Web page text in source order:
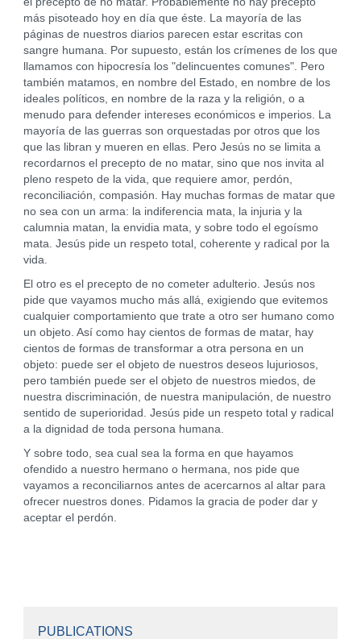
más pisoteado hoy en día que éste. La mayoría de las
páginas de nuestros diarios parecen estar escritas con
sangre humana. Por supuesto, están los crímenes de los que
llamamos con hipocresía los "delincuentes comunes". Pero
también matamos, en nombre del Estado, en nombre de los
ideales políticos, en nombre de la raza y la religión, o a
menudo para defender intereses económicos e imperios. La
mayoría de las guerras son orquestadas por otros que los
que las libran y mueren en ellas. Pero Jesús no se limita a
recordarnos el precepto de no matar, sino que nos invita al
pleno respeto de la vida, que requiere amor, perdón,
reconciliación, compasión. Hay muchas formas de matar que
no sea con un arma: la indiferencia mata, la injuria y la
calumnia matan, la envidia mata, y sobre todo el egoísmo
mata. Jesús pide un respeto total, coherente y radical por la
vida.
El otro es el precepto de no cometer adulterio. Jesús nos
pide que vayamos mucho más allá, exigiendo que evitemos
cualquier comportamiento que trate a otro ser humano como
un objeto. Así como hay cientos de formas de matar, hay
cientos de formas de transformar a otra persona en un
objeto: puede ser el objeto de nuestros deseos lujuriosos,
pero también puede ser el objeto de nuestros miedos, de
nuestra discriminación, de nuestra manipulación, de nuestro
sentido de superioridad. Jesús pide un respeto total y radical
a la dignidad de toda persona humana.
Y sobre todo, sea cual sea la forma en que hayamos
ofendido a nuestro hermano o hermana, nos pide que
vayamos a reconciliarnos antes de acercarnos al altar para
ofrecer nuestros dones. Pidamos la gracia de poder dar y
aceptar el perdón.
PUBLICATIONS